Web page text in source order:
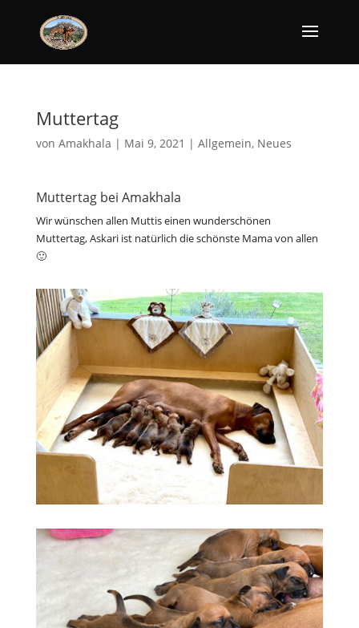
Muttertag
von Amakhala | Mai 9, 2021 | Allgemein, Neues
Muttertag bei Amakhala
Wir wünschen allen Muttis einen wunderschönen
Muttertag, Askari ist natürlich die schönste Mama von allen
🙂